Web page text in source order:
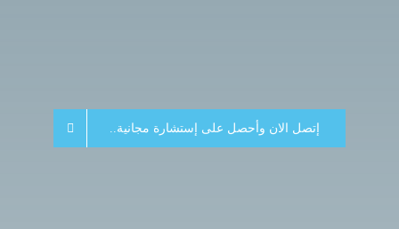
إتصل الان وأحصل على إستشارة مجانية..